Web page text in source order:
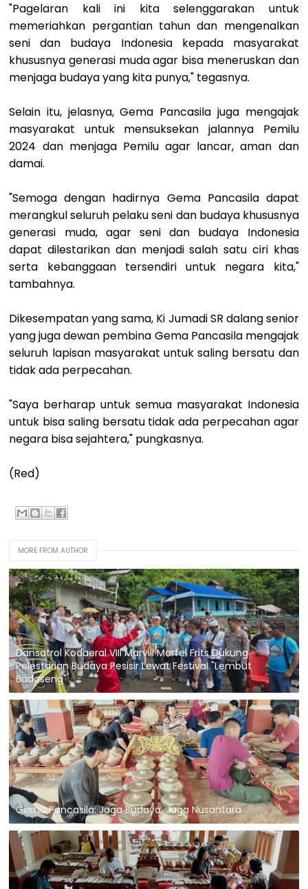
"Pagelaran kali ini kita selenggarakan untuk
memeriahkan pergantian tahun dan mengenalkan
seni dan budaya Indonesia kepada masyarakat
khususnya generasi muda agar bisa meneruskan dan
menjaga budaya yang kita punya," tegasnya.
Selain itu, jelasnya, Gema Pancasila juga mengajak
masyarakat untuk mensuksekan jalannya Pemilu
2024 dan menjaga Pemilu agar lancar, aman dan
damai.
"Semoga dengan hadirnya Gema Pancasila dapat
merangkul seluruh pelaku seni dan budaya khususnya
generasi muda, agar seni dan budaya Indonesia
dapat dilestarikan dan menjadi salah satu ciri khas
serta kebanggaan tersendiri untuk negara kita,"
tambahnya.
Dikesempatan yang sama, Ki Jumadi SR dalang senior
yang juga dewan pembina Gema Pancasila mengajak
seluruh lapisan masyarakat untuk saling bersatu dan
tidak ada perpecahan.
"Saya berharap untuk semua masyarakat Indonesia
untuk bisa saling bersatu tidak ada perpecahan agar
negara bisa sejahtera," pungkasnya.
(Red)
MORE FROM AUTHOR
Dansatrol Kodaeral VIII Marvill Marfel Frits Dukung
Pelestarian Budaya Pesisir Lewat Festival "Lembut
Badaseng"
Gema Pancasila: Jaga Budaya, Jaga Nusantara